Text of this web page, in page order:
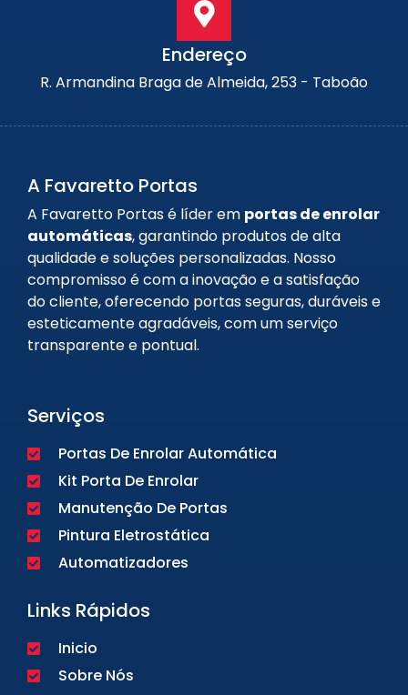
Endereço
R. Armandina Braga de Almeida, 253 - Taboão
A Favaretto Portas
A Favaretto Portas é líder em portas de enrolar
automáticas, garantindo produtos de alta
qualidade e soluções personalizadas. Nosso
compromisso é com a inovação e a satisfação
do cliente, oferecendo portas seguras, duráveis e
esteticamente agradáveis, com um serviço
transparente e pontual.
Serviços
Portas De Enrolar Automática
Kit Porta De Enrolar
Manutenção De Portas
Pintura Eletrostática
Automatizadores
Links Rápidos
Inicio
Sobre Nós